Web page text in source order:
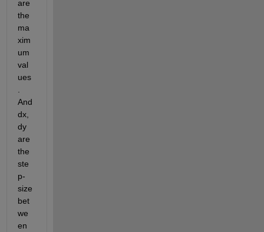
are
the
ma
xim
um
val
ues
And
dx,
dy
are
the
ste
p-
size
bet
we
en